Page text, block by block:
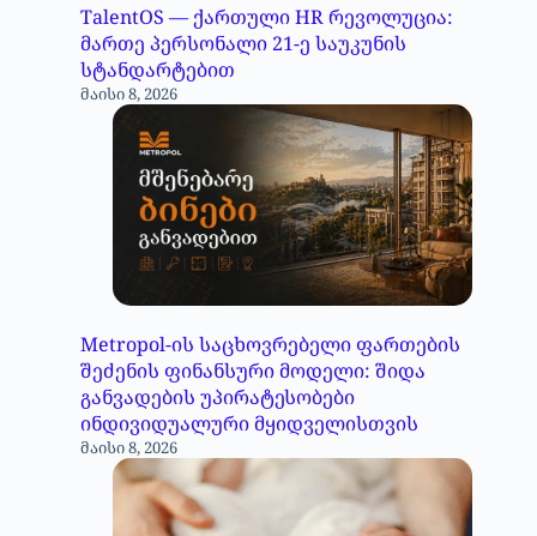
TalentOS — ქართული HR რევოლუცია:
მართე პერსონალი 21-ე საუკუნის
სტანდარტებით
მაისი 8, 2026
Metropol-ის საცხოვრებელი ფართების
შეძენის ფინანსური მოდელი: შიდა
განვადების უპირატესობები
ინდივიდუალური მყიდველისთვის
მაისი 8, 2026